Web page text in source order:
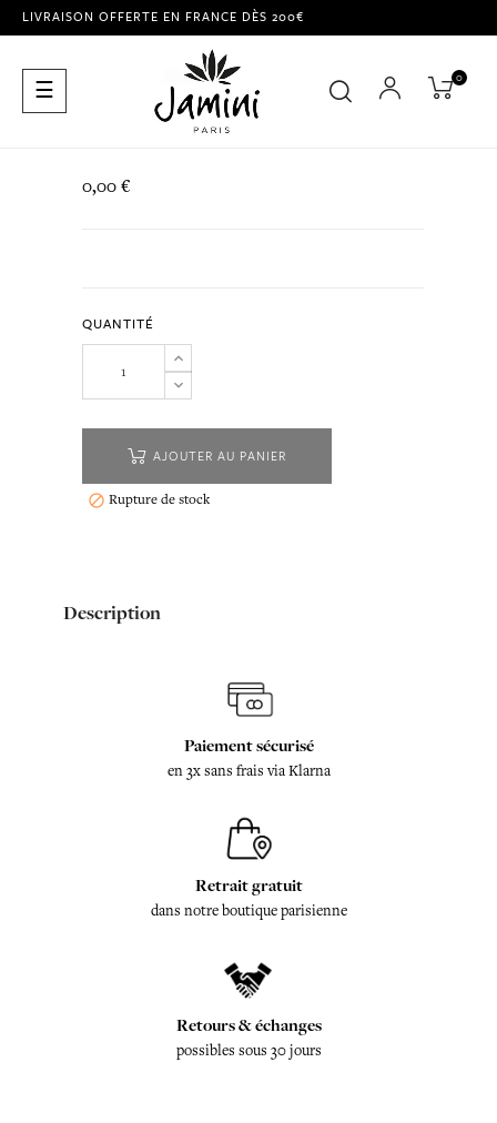
LIVRAISON OFFERTE EN FRANCE DÈS 200€
Basculer
la
☰ 0
0,00 €
QUANTITÉ
AJOUTER AU PANIER
 Rupture de stock
Description
Paiement sécurisé
en 3x sans frais via Klarna
Retrait gratuit
dans notre boutique parisienne
Retours & échanges
possibles sous 30 jours